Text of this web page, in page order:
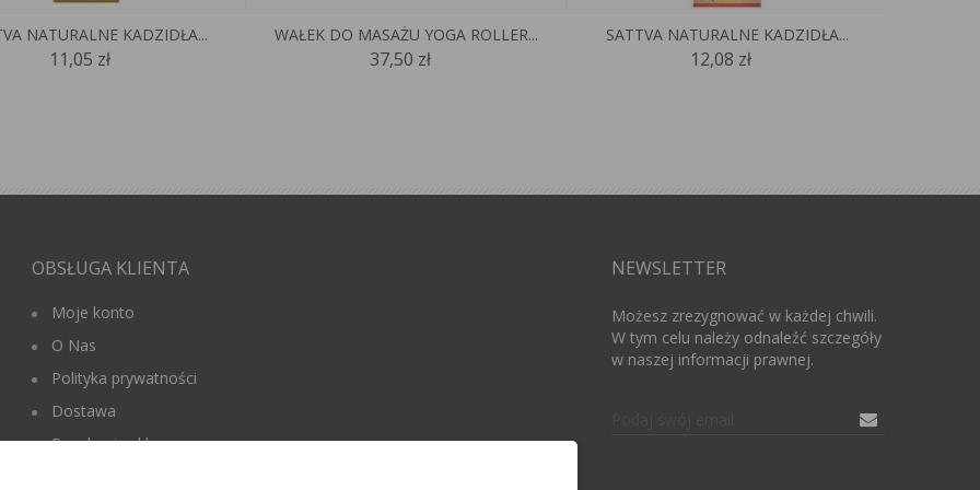
NATURALNE KADZIDŁA...
11,05 zł
WAŁEK DO MASAŻU YOGA ROLLER...
37,50 zł
SATTVA NATURALNE KADZIDŁA...
12,08 zł
OBSŁUGA KLIENTA
Moje konto
O Nas
Polityka prywatności
Dostawa
Regulamin sklepu
NEWSLETTER
Możesz zrezygnować w każdej chwili.
W tym celu należy odnaleźć szczegóły
w naszej informacji prawnej.